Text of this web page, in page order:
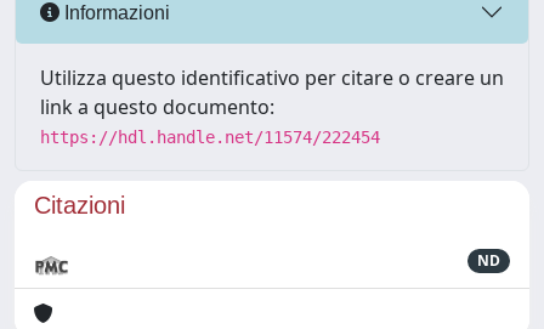
Informazioni
Utilizza questo identificativo per citare o creare un
link a questo documento:
https://hdl.handle.net/11574/222454
Citazioni
ND